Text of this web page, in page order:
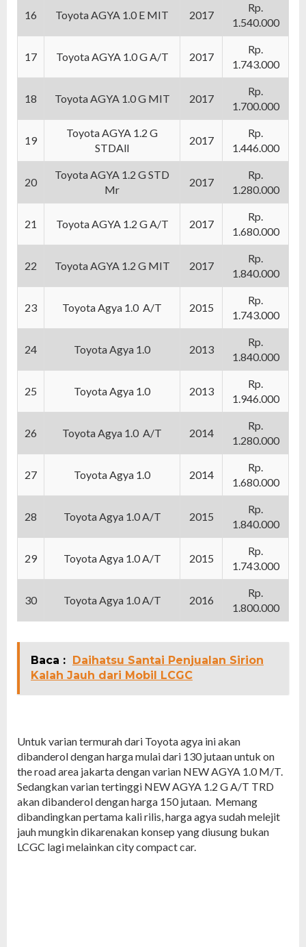
16 Toyota AGYA 1.0 E MIT 2017
Rp.
1.540.000
17 Toyota AGYA 1.0 G A/T 2017
Rp.
1.743.000
18 Toyota AGYA 1.0 G MIT 2017
Rp.
1.700.000
19
Toyota AGYA 1.2 G
STDAll
2017
Rp.
1.446.000
20
Toyota AGYA 1.2 G STD
Mr
2017
Rp.
1.280.000
21 Toyota AGYA 1.2 G A/T 2017
Rp.
1.680.000
22 Toyota AGYA 1.2 G MIT 2017
Rp.
1.840.000
23 Toyota Agya 1.0 A/T 2015
Rp.
1.743.000
24 Toyota Agya 1.0 2013
Rp.
1.840.000
25 Toyota Agya 1.0 2013
Rp.
1.946.000
26 Toyota Agya 1.0 A/T 2014
Rp.
1.280.000
27 Toyota Agya 1.0 2014
Rp.
1.680.000
28 Toyota Agya 1.0 A/T 2015
Rp.
1.840.000
29 Toyota Agya 1.0 A/T 2015
Rp.
1.743.000
30 Toyota Agya 1.0 A/T 2016
Rp.
1.800.000
Baca : Daihatsu Santai Penjualan Sirion
Kalah Jauh dari Mobil LCGC
Untuk varian termurah dari Toyota agya ini akan
dibanderol dengan harga mulai dari 130 jutaan untuk on
the road area jakarta dengan varian NEW AGYA 1.0 M/T.
Sedangkan varian tertinggi NEW AGYA 1.2 G A/T TRD
akan dibanderol dengan harga 150 jutaan. Memang
dibandingkan pertama kali rilis, harga agya sudah melejit
jauh mungkin dikarenakan konsep yang diusung bukan
LCGC lagi melainkan city compact car.